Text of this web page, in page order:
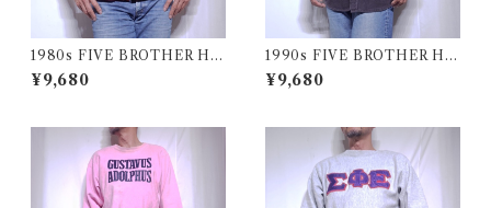
1980s FIVE BROTHER He
avy Flannel Shirt / ブロック
チェック バッファロー ヘビー
¥9,680
1990s FIVE BROTHER He
avy Flannel Shirt CHAMOI
S CLOTH Black USA / ファ
¥9,680